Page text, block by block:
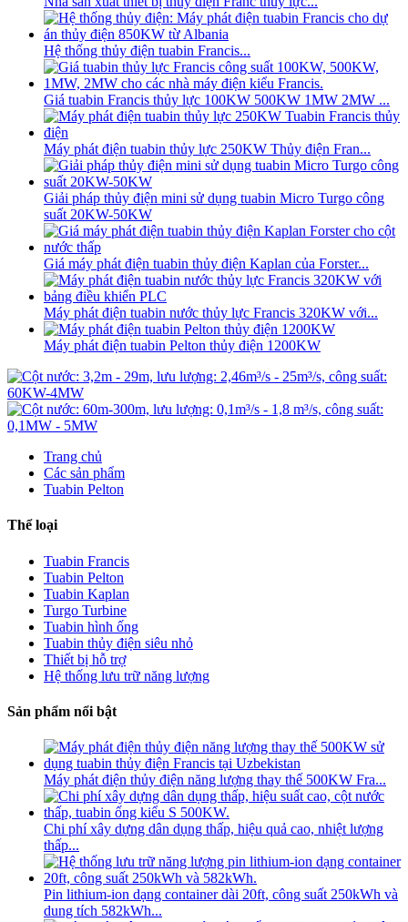
Hệ thống thủy điện tuabin Francis...
Giá tuabin Francis thủy lực 100KW 500KW 1MW 2MW ...
Máy phát điện tuabin thủy lực 250KW Thủy điện Fran...
Giải pháp thủy điện mini sử dụng tuabin Micro Turgo công
suất 20KW-50KW
Giá máy phát điện tuabin thủy điện Kaplan của Forster...
Máy phát điện tuabin nước thủy lực Francis 320KW với...
Máy phát điện tuabin Pelton thủy điện 1200KW
Trang chủ
Các sản phẩm
Tuabin Pelton
Thể loại
Tuabin Francis
Tuabin Pelton
Tuabin Kaplan
Turgo Turbine
Tuabin hình ống
Tuabin thủy điện siêu nhỏ
Thiết bị hỗ trợ
Hệ thống lưu trữ năng lượng
Sản phẩm nổi bật
Máy phát điện thủy điện năng lượng thay thế 500KW Fra...
Chi phí xây dựng dân dụng thấp, hiệu quả cao, nhiệt lượng
thấp...
Pin lithium-ion dạng container dài 20ft, công suất 250kWh và
dung tích 582kWh...